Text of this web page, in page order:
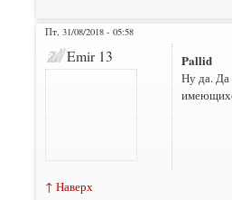
Пт, 31/08/2018 - 05:58
Emir 13 Pallid
Ну да. Да
↑ Наверх